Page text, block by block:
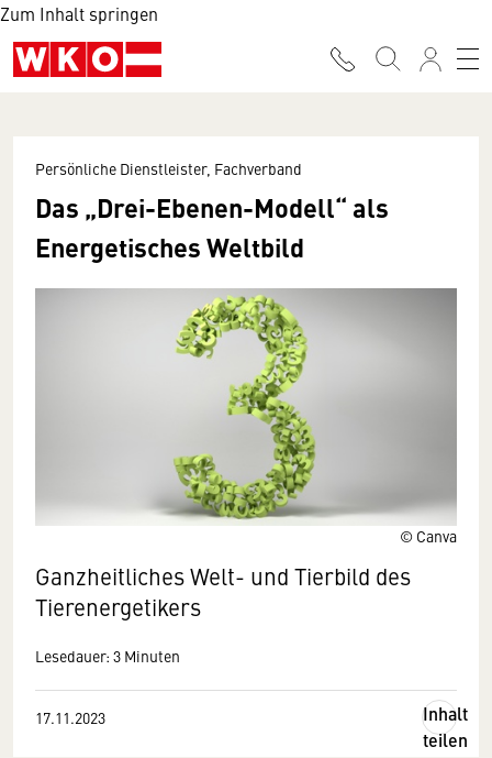
Zum Inhalt springen
© Canva
Persönliche Dienstleister, Fachverband
Das „Drei-Ebenen-Modell“ als
Energetisches Weltbild
Ganzheitliches Welt- und Tierbild des
Tierenergetikers
Lesedauer: 3 Minuten
17.11.2023
Inhalt
teilen